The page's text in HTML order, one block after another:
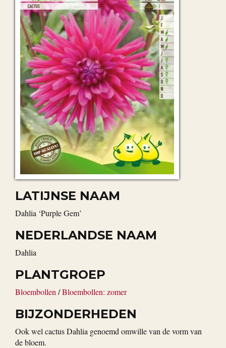
LATIJNSE NAAM
Dahlia ‘Purple Gem’
NEDERLANDSE NAAM
Dahlia
PLANTGROEP
Bloembollen /Bloembollen: zomer
BIJZONDERHEDEN
Ook wel cactus Dahlia genoemd omwille van de vorm van
de bloem.